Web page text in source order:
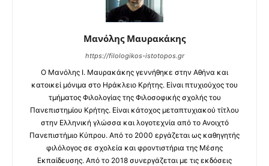
Μανόλης Μαυρακάκης
https://filologikos-istotopos.gr
Ο Μανόλης I. Μαυρακάκης γεννήθηκε στην Αθήνα και
κατοικεί μόνιμα στο Ηράκλειο Κρήτης. Είναι πτυχιούχος του
τμήματος Φιλολογίας της Φιλοσοφικής σχολής του
Πανεπιστημίου Κρήτης. Είναι κάτοχος μεταπτυχιακού τίτλου
στην Ελληνική γλώσσα και λογοτεχνία από το Ανοιχτό
Πανεπιστήμιο Κύπρου. Από το 2000 εργάζεται ως καθηγητής
φιλόλογος σε σχολεία και φροντιστήρια της Μέσης
Εκπαίδευσης. Από το 2018 συνεργάζεται με τις εκδόσεις